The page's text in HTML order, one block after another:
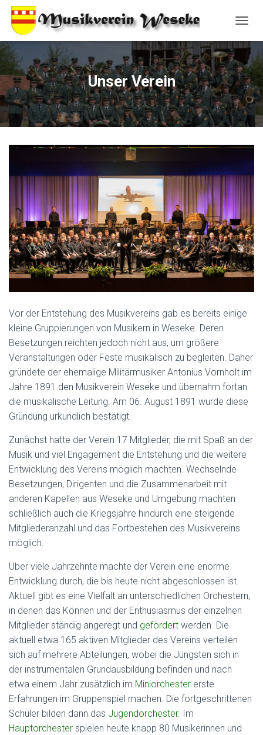
A
I
G
A
T
I
O
C
T
E
N
Unser Verein
Vor der Entstehung des Musikvereins gab es bereits einige
kleine Gruppierungen von Musikern in Weseke. Deren
Besetzungen reichten jedoch nicht aus, um größere
Veranstaltungen oder Feste musikalisch zu begleiten. Daher
gründete der ehemalige Militärmusiker Antonius Vornholt im
Jahre 1891 den Musikverein Weseke und übernahm fortan
die musikalische Leitung. Am 06. August 1891 wurde diese
Gründung urkundlich bestätigt.
Zunächst hatte der Verein 17 Mitglieder, die mit Spaß an der
Musik und viel Engagement die Entstehung und die weitere
Entwicklung des Vereins möglich machten. Wechselnde
Besetzungen, Dirigenten und die Zusammenarbeit mit
anderen Kapellen aus Weseke und Umgebung machten
schließlich auch die Kriegsjahre hindurch eine steigende
Mitgliederanzahl und das Fortbestehen des Musikvereins
möglich.
Über viele Jahrzehnte machte der Verein eine enorme
Entwicklung durch, die bis heute nicht abgeschlossen ist.
Aktuell gibt es eine Vielfalt an unterschiedlichen Orchestern,
in denen das Können und der Enthusiasmus der einzelnen
Mitglieder ständig angeregt und gefördert werden. Die
aktuell etwa 165 aktiven Mitglieder des Vereins verteilen
sich auf mehrere Abteilungen, wobei die Jüngsten sich in
der instrumentalen Grundausbildung befinden und nach
etwa einem Jahr zusätzlich im Miniorchester erste
Erfahrungen im Gruppenspiel machen. Die fortgeschrittenen
Schüler bilden dann das Jugendorchester. Im
Hauptorchester spielen heute knapp 80 Musikerinnen und